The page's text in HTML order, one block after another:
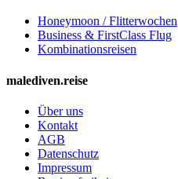
Honeymoon / Flitterwochen
Business & FirstClass Flug
Kombinationsreisen
malediven.reise
Über uns
Kontakt
AGB
Datenschutz
Impressum